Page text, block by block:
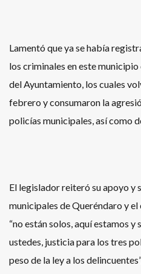
Lamentó que ya se había
los criminales en este
del Ayuntamiento, los cuales
febrero y consumaron la
policías municipales, así como
El legislador reiteró su apoyo y
municipales de Queréndaro y
“no están solos, aquí estamos
ustedes, justicia para los tres
peso de la ley a los